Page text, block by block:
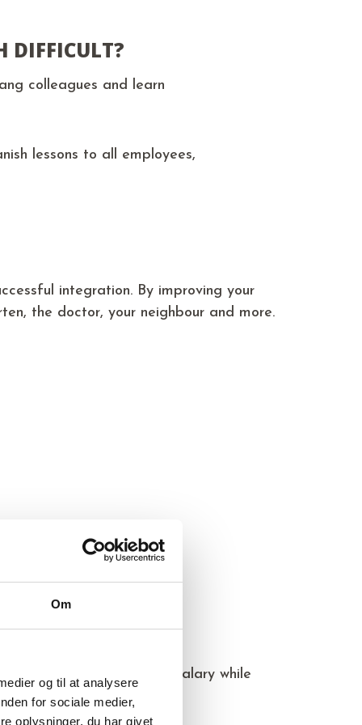
Om
og til at analysere
for sociale medier,
oplysninger, du har givet
DIFFICULT?
colleagues and learn
lessons to all employees,
integration. By improving your
the doctor, your neighbour and more.
you will receive your full salary while